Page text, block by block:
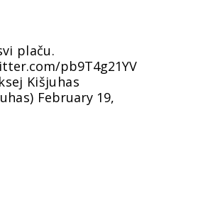
plaču.
pb9T4g21YV
Kišjuhas
February 19,